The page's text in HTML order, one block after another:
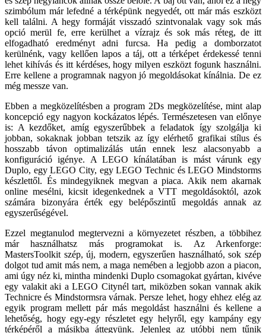
szimbólum már lefedné a térképünk negyedét, ott már más eszközt
kell találni. A hegy formáját visszadó szintvonalak vagy sok más
opció merül fe, erre kerülhet a vízrajz és sok más réteg, de itt
elfogadható eredményt adni furcsa. Ha pedig a domborzatot
kerülnénk, vagy kellően lapos a táj, ott a térképet érdekessé tenni
lehet kihívás és itt kérdéses, hogy milyen eszközt fogunk használni.
Erre kellene a programnak nagyon jó megoldásokat kínálnia. De ez
még messze van.
Ebben a megközelítésben a program 2Ds megközelítése, mint alap
koncepció egy nagyon kockázatos lépés. Természetesen van előnye
is: A kezdőket, amíg egyszerűbbek a feladatok így szolgálja ki
jobban, sokaknak jobban tetszik az így elérhető grafikai stílus és
hosszabb távon optimalizálás után ennek lesz alacsonyabb a
konfiguráció igénye. A LEGO kínálatában is mást várunk egy
Duplo, egy LEGO City, egy LEGO Technic és LEGO Mindstorms
készlettől. És mindegyiknek megvan a piaca. Akik nem akarnak
online mesélni, kicsit idegenkednek a VTT megoldásoktól, azok
számára bizonyára érték egy belépőszintű megoldás annak az
egyszerűségével.
Ezzel megtanulod megtervezni a környezetet részben, a többihez
már használhatsz más programokat is. Az Arkenforge:
MastersToolkit szép, új, modern, egyszerűen használható, sok szép
dolgot tud amit más nem, a maga nemében a legjobb azon a piacon,
ami úgy néz ki, mintha mindenki Duplo csomagokat gyártan, kivéve
egy valakit aki a LEGO Citynél tart, miközben sokan vannak akik
Technicre és Mindstormsra várnak. Persze lehet, hogy ehhez elég az
egyik program mellett pár más megoldást használni és kellene a
lehetőség, hogy egy-egy részletet egy helyről, egy kampány egy
térképéről a másikba áttegyünk. Jelenleg az utóbbi nem tűnik